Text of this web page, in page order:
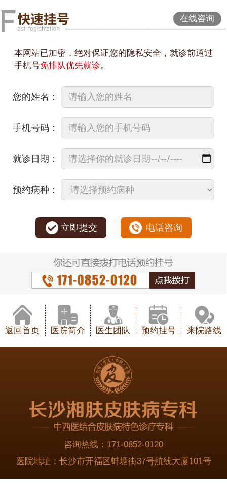
在线咨询
本网站已加密，绝对保证您的隐私安全，就诊前通过
手机号免排队优先就诊。
您的姓名：
手机号码：
就诊日期：
预约病种：
立即提交 电话咨询
返回首页 医院简介 医生团队 预约挂号 来院路线
咨询热线： 171-0852-0120
医院地址： 长沙市开福区蚌塘街37号航线大厦101号